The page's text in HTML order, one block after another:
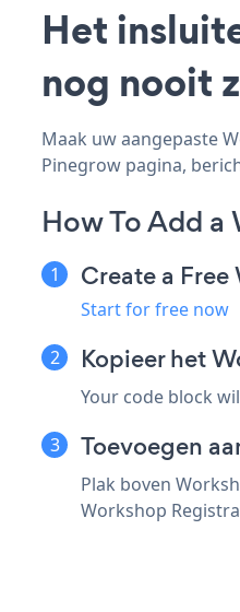
Het
nog nooit
Maak uw aangepaste
Pinegrow pagina,
How To Add
Create a
Start for free now
Kopieer het
Your code block
Toevoegen
Plak boven
Workshop